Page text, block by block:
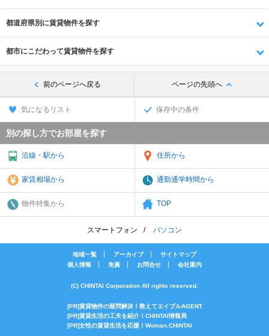
都道府県別に賃貸物件を探す
都市にこだわって賃貸物件を探す
前のページへ戻る ページの先頭へ
気になるリスト 保存中の条件
別の探し方でお部屋を探す
沿線・駅から 住所から
家賃相場から 通勤通学時間から
物件特集から TOP
スマートフォン パソコン
地域一覧 アーカイブ
サイトマップ
個人情報
免責 お問合せ 会社案内
(C) CHINTAI Corporation All rights reserved.
[PR]賃貸物件の疑問解決！教えてエイブルAGENT
[PR]賃貸生活の工夫を紹介！CHINTAI情報局
[PR]女性の賃貸生活を応援！Woman.CHINTAI